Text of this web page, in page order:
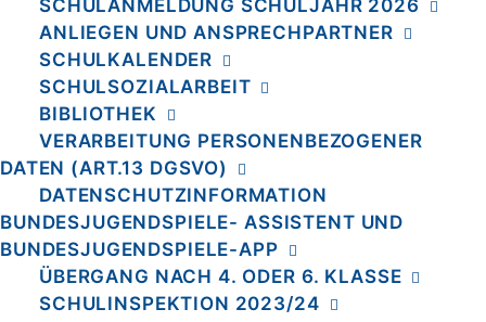
SCHULANMELDUNG SCHULJAHR 2026
ANLIEGEN UND ANSPRECHPARTNER
SCHULKALENDER
SCHULSOZIALARBEIT
BIBLIOTHEK
VERARBEITUNG PERSONENBEZOGENER
DATEN (ART.13 DGSVO)
DATENSCHUTZINFORMATION
BUNDESJUGENDSPIELE- ASSISTENT UND
BUNDESJUGENDSPIELE-APP
ÜBERGANG NACH 4. ODER 6. KLASSE
SCHULINSPEKTION 2023/24
hier eine riesige Auswahl, die regelmäßig
durch interessante Neuerscheinungen
ergänzt wird.
Jeden Tag während der beiden großen Pausen
können die Schüler:innen in den 3. Stock im
Turm kommen, um zu stöbern, etwas
auszuleihen oder sich mit einem Buch in eine